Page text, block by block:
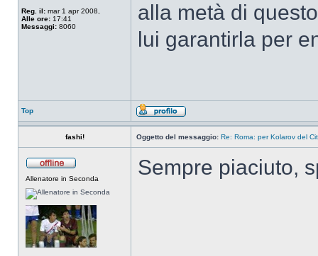
Reg. il: mar 1 apr 2008,
Alle ore: 17:41
Messaggi: 8060
alla metà di
lui garantirla per
Top
fashi! Oggetto del messaggio: Re: Roma: per Kolarov del
Allenatore in Seconda Sempre piaciuto,